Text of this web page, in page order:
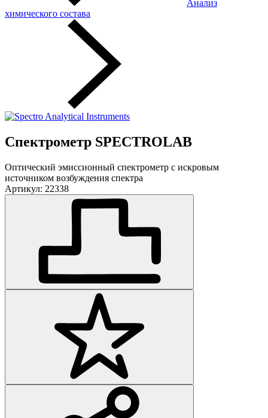
Анализ
химического состава
Спектрометр SPECTROLAB
Оптический эмиссионный спектрометр с искровым
источником возбуждения спектра
Артикул: 22338